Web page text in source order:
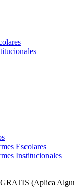
Escolares
Institucionales
GRATIS (Aplica